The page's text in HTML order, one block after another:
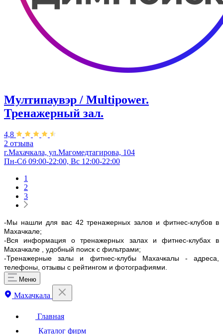
Мултипаувэр / Multipower.
Тренажерный зал.
4,8
2 отзыва
г.Махачкала, ​ул.Магомедтагирова, 104
Пн-Сб 09:00-22:00, Вс 12:00-22:00
1
2
3
-Мы нашли для вас 42 тренажерных залов и фитнес-клубов в
Махачкале;
-Вся информация о тренажерных залах и фитнес-клубах в
Махачкале , удобный поиск с фильтрами;
-Тренажерные залы и фитнес-клубы Махачкалы - адреса,
телефоны, отзывы с рейтингом и фотографиями.
Меню
Махачкала
Главная
Каталог фирм